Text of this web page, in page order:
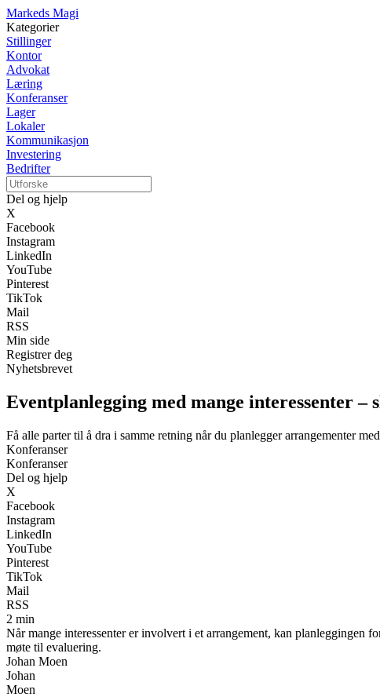
Markeds Magi
Kategorier
Stillinger
Kontor
Advokat
Læring
Konferanser
Lager
Lokaler
Kommunikasjon
Investering
Bedrifter
Del og hjelp
X
Facebook
Instagram
LinkedIn
YouTube
Pinterest
TikTok
Mail
RSS
Min side
Registrer deg
Nyhetsbrevet
Eventplanlegging med mange interessenter
Få alle parter til å dra i samme retning når du planlegger arrangementer
Konferanser
Konferanser
Del og hjelp
X
Facebook
Instagram
LinkedIn
YouTube
Pinterest
TikTok
Mail
RSS
2 min
Når mange interessenter er involvert i et arrangement, kan planleggingen
møte til evaluering.
Johan Moen
Johan
Moen